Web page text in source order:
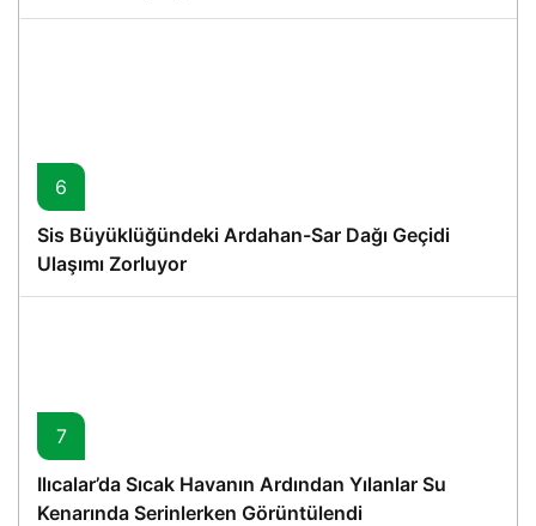
6
Sis Büyüklüğündeki Ardahan-Sar Dağı Geçidi
Ulaşımı Zorluyor
7
Ilıcalar’da Sıcak Havanın Ardından Yılanlar Su
Kenarında Serinlerken Görüntülendi